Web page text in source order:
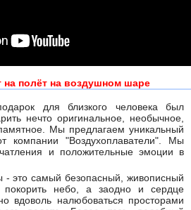
полёт на воздушном шаре
для близкого человека был
нечто оригинальное, необычное,
Мы предлагаем уникальный
компании "Воздухоплаватели". Мы
и положительные эмоции в
- это самый безопасный, живописный
покорить небо, а заодно и сердце
вдоволь налюбоваться просторами